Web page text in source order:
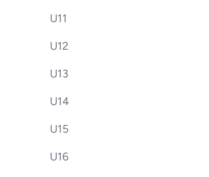
U11
U12
U13
U14
U15
U16